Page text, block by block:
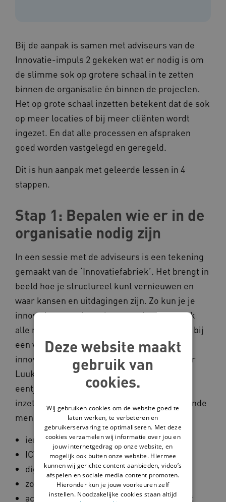
Bij de aanpak is samen met adviseurs van de
Innovatie-impuls 2 gekeken wat er nodig is om
de slimme sok op grotere schaal in te zetten
binnen de organisatie én binnen de projecten.
Het op grote schaal inzetten betekent dat de sok
op meer locaties of bij meer cliënten wordt
ingezet. En dat alle processen en afspraken
goed worden vastgelegd en geregeld.
Dit is hun aanpak met geleerde lessen in 4
stappen.
Stap 1: Bepalen wie er in de
organisatie nodig zijn
In een sessie met de adviseurs is een tekening
gemaakt van de ‘Innovatiefabriek’. Het brengt in
beeld hoe je structureel kunt vernieuwen en
waar kansen en uitdagingen zijn. Zo kun je je
innovatiestrategie verbeteren. Je neemt ook
alle mensen en rollen mee die je nodig hebt bij
een vernieuwing die waarde toevoegt: een
innovatie. Projectleider en innovatieadviseur
Luuk van den Elshout: ‘Ik zag dat ik in mijn
eentje bezig was met het op grotere schaal
inzetten en borgen van innovaties.’ De volgende
mensen zijn ook nodig:
iemand van inkoop
ICT-beheerder
digicoach
zorgmedewerker
accountmanager voor het contact met het
Deze website maakt
gebruik van
cookies.
Wij gebruiken cookies om de website goed te
laten werken, te verbeteren en
gebruikerservaring te optimaliseren. Met deze
cookies verzamelen wij informatie over jou en
jouw internetgedrag op onze website, en
mogelijk ook buiten onze website. Hiermee
kunnen wij gerichte content aanbieden, video’s
afspelen en sociale media content promoten.
Hieronder kun je jouw voorkeuren zelf
instellen. Noodzakelijke cookies staan altijd